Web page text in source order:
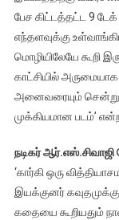
பேச கிட்டத்தட்ட 9
எந்தளவுக்கு
மொழியிலேயே கூறி
காட்சியில் அருமையாக
அனைவரையும் சென்று
முக்கியமான படம்’
நடிகர் ஆர்.எஸ்.சிவாஜி
‘கார்கி ஒரு
இயக்குனர்
கதையை கூறியதும்